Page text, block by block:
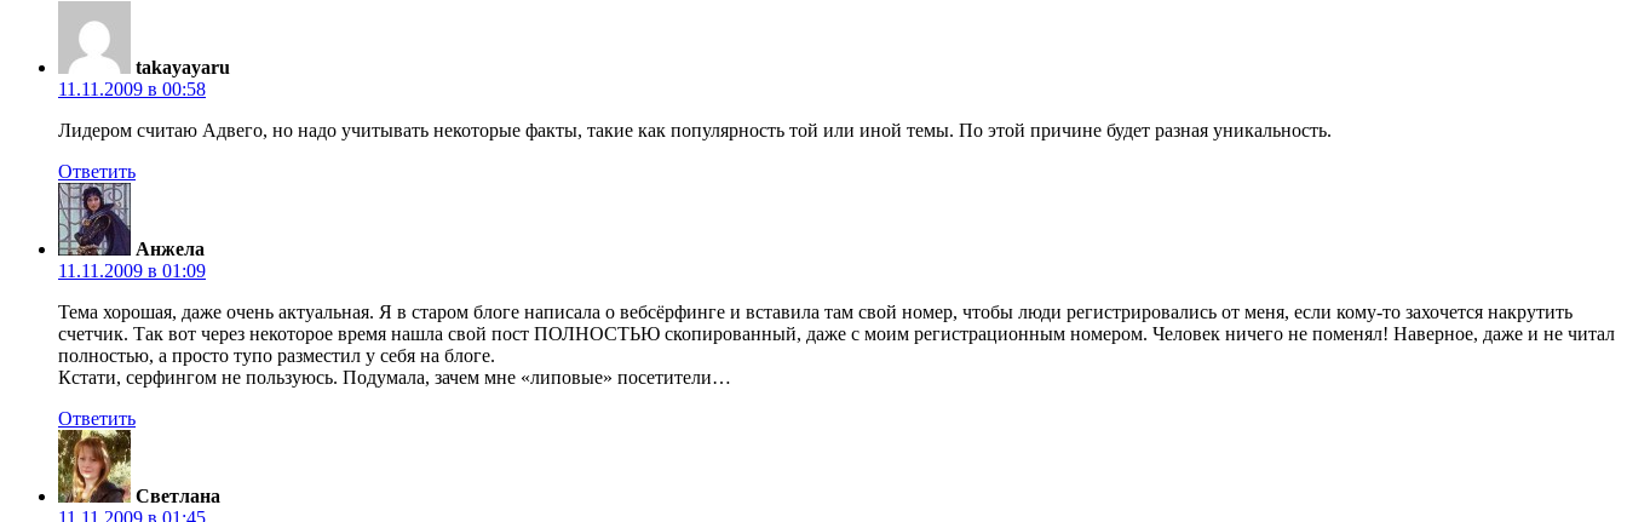
takayayaru
11.11.2009 в 00:58
Лидером считаю Адвего, но надо учитывать некоторые факты, такие как популярность той или иной темы. По этой причине будет разная уникальность.
Ответить
Анжела
11.11.2009 в 01:09
Тема хорошая, даже очень актуальная. Я в старом блоге написала о вебсёрфинге и вставила там свой номер, чтобы люди регистрировались от меня, если кому-то захочется накрутить
счетчик. Так вот через некоторое время нашла свой пост ПОЛНОСТЬЮ скопированный, даже с моим регистрационным номером. Человек ничего не поменял! Наверное, даже и не читал
полностью, а просто тупо разместил у себя на блоге.
Кстати, серфингом не пользуюсь. Подумала, зачем мне «липовые» посетители…
Ответить
Светлана
11.11.2009 в 01:45